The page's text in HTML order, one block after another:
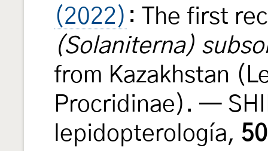
(2022) : The first
(Solaniterna)
from Kazakhstan
Procridinae). —
lepidopterología, 50